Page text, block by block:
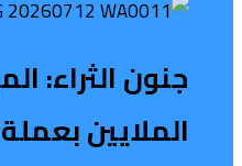
جنون الثراء:
الملايين